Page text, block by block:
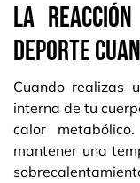
La
deporte
Cuando realizas
interna de tu
calor
mantener una